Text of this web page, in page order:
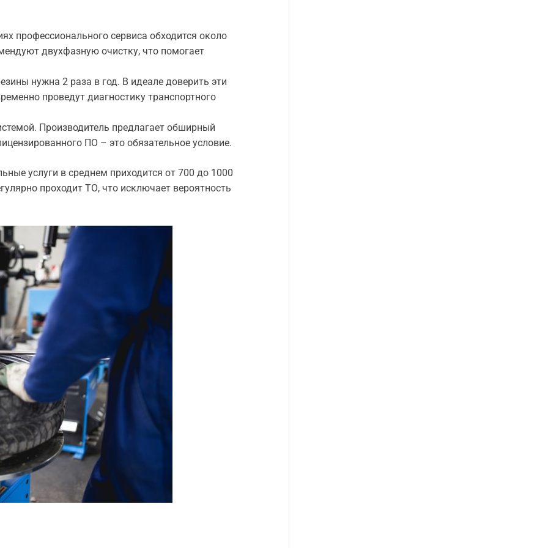
профессионального сервиса обходится около
двухфазную очистку, что помогает
нужна 2 раза в год. В идеале доверить эти
проведут диагностику транспортного
Производитель предлагает обширный
ПО – это обязательное условие.
услуги в среднем приходится от 700 до 1000
проходит ТО, что исключает вероятность